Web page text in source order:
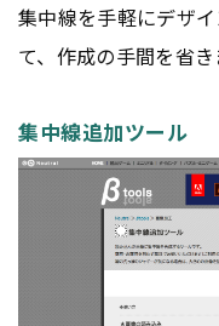
集中線を手軽にデザ
て、作成の手間を省き
集中線追加ツール